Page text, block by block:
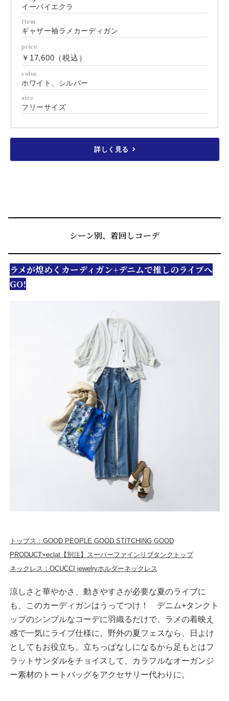
イーバイエクラ
Item
ギャザー袖ラメカーディガン
price
￥17,600（税込）
color
ホワイト、シルバー
size
フリーサイズ
詳しく見る
シーン別、着回しコーデ
ラメが煌めくカーディガン+デニムで推しのライブへ
GO!
トップス：GOOD PEOPLE GOOD STITCHING GOOD
PRODUCT×eclat【別注】スーパーファインリブタンクトップ
ネックレス：OCUCCI jewelryホルダーネックレス
涼しさと華やかさ、動きやすさが必要な夏のライブに
も、このカーディガンはうってつけ！ デニム+タンクト
ップのシンプルなコーデに羽織るだけで、ラメの着映え
感で一気にライブ仕様に。野外の夏フェスなら、日よけ
としてもお役立ち。立ちっぱなしになるから足もとはフ
ラットサンダルをチョイスして、カラフルなオーガンジ
ー素材のトートバッグをアクセサリー代わりに。